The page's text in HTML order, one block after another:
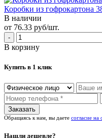
Коробки из гофрокартона
В наличии
от 76.33 руб/шт.
В корзину
Купить в 1 клик
Обращаясь к нам, вы даете согласие на
Нашли дешевле?